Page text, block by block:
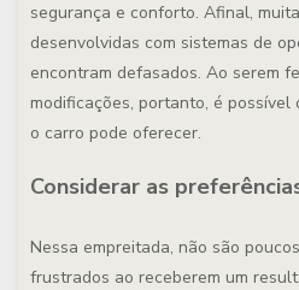
segurança e conforto. Afinal,
desenvolvidas com sistemas de
encontram defasados. Ao serem
modificações, portanto, é
o carro pode oferecer.
Considerar as
Nessa empreitada, não são
frustrados ao receberem um